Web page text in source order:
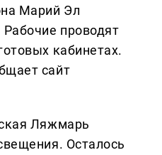
Марий Эл
проводят
кабинетах.
сайт
Ляжмарь
Осталось